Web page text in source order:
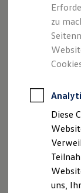
Leasing
Die
zu
Diese
uns,